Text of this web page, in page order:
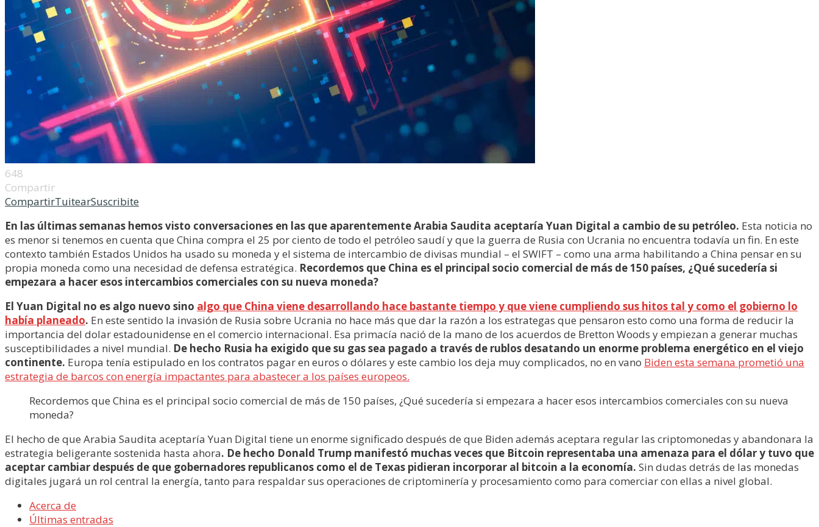
648
Compartir
CompartirTuitearSuscribite
En las últimas semanas hemos visto conversaciones en las que aparentemente Arabia Saudita aceptaría Yuan Digital a cambio de su petróleo. Esta noticia no
es menor si tenemos en cuenta que China compra el 25 por ciento de todo el petróleo saudí y que la guerra de Rusia con Ucrania no encuentra todavía un fin. En este
contexto también Estados Unidos ha usado su moneda y el sistema de intercambio de divisas mundial – el SWIFT – como una arma habilitando a China pensar en su
propia moneda como una necesidad de defensa estratégica. Recordemos que China es el principal socio comercial de más de 150 países, ¿Qué sucedería si
empezara a hacer esos intercambios comerciales con su nueva moneda?
El Yuan Digital no es algo nuevo sino algo que China viene desarrollando hace bastante tiempo y que viene cumpliendo sus hitos tal y como el gobierno lo
había planeado. En este sentido la invasión de Rusia sobre Ucrania no hace más que dar la razón a los estrategas que pensaron esto como una forma de reducir la
importancia del dolar estadounidense en el comercio internacional. Esa primacía nació de la mano de los acuerdos de Bretton Woods y empiezan a generar muchas
susceptibilidades a nivel mundial. De hecho Rusia ha exigido que su gas sea pagado a través de rublos desatando un enorme problema energético en el viejo
continente. Europa tenía estipulado en los contratos pagar en euros o dólares y este cambio los deja muy complicados, no en vano Biden esta semana prometió una
estrategia de barcos con energía impactantes para abastecer a los países europeos.
Recordemos que China es el principal socio comercial de más de 150 países, ¿Qué sucedería si empezara a hacer esos intercambios comerciales con su nueva
moneda?
El hecho de que Arabia Saudita aceptaría Yuan Digital tiene un enorme significado después de que Biden además aceptara regular las criptomonedas y abandonara la
estrategia beligerante sostenida hasta ahora. De hecho Donald Trump manifestó muchas veces que Bitcoin representaba una amenaza para el dólar y tuvo que
aceptar cambiar después de que gobernadores republicanos como el de Texas pidieran incorporar al bitcoin a la economía. Sin dudas detrás de las monedas
digitales jugará un rol central la energía, tanto para respaldar sus operaciones de criptominería y procesamiento como para comerciar con ellas a nivel global.
Acerca de
Últimas entradas